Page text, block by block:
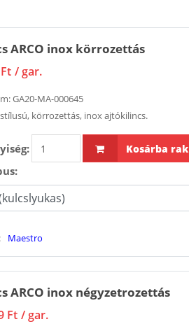
ARCO inox körrozettás
/ gar.
GA20-MA-000645
körrozettás, inox ajtókilincs.
Kosárba rak
Maestro
ARCO inox négyzetrozettás
Ft / gar.